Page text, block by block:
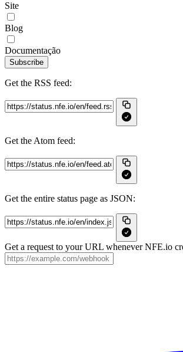
Site
Blog
Documentação
Subscribe
Get the RSS feed:
Get the Atom feed:
Get the entire status page as JSON:
Get a request to your URL whenever NFE.io